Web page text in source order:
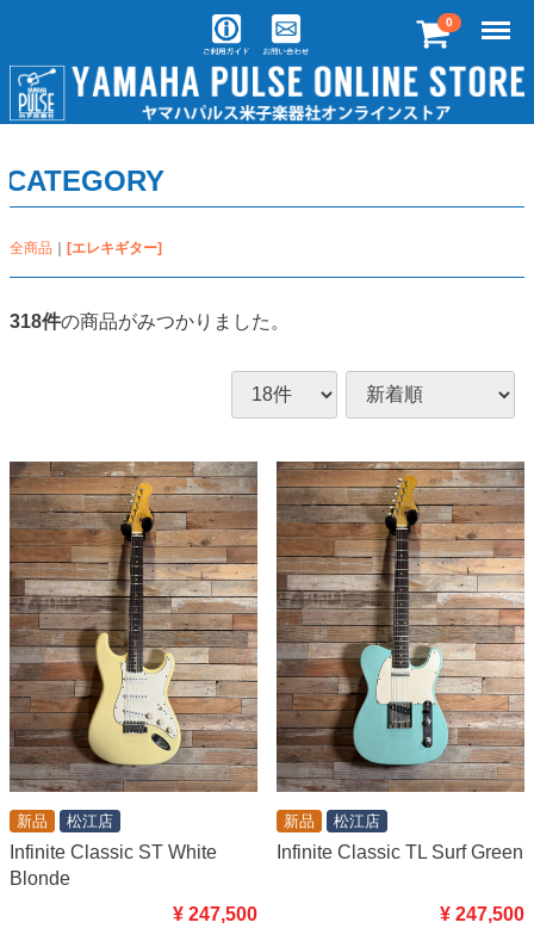
0 Menu
CATEGORY
全商品 [エレキギター]
318件の商品がみつかりました。
新品 松江店
Infinite Classic ST White
Blonde
¥ 247,500
新品 松江店
Infinite Classic TL Surf Green
¥ 247,500